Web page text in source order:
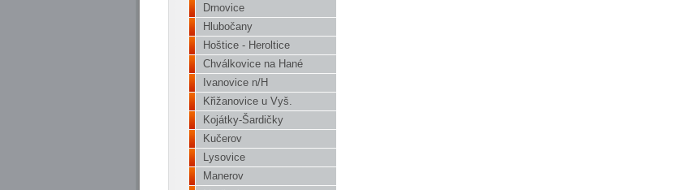
Drnovice
Hlubočany
Hoštice - Heroltice
Chválkovice na Hané
Ivanovice n/H
Křižanovice u Vyš.
Kojátky-Šardičky
Kučerov
Lysovice
Manerov